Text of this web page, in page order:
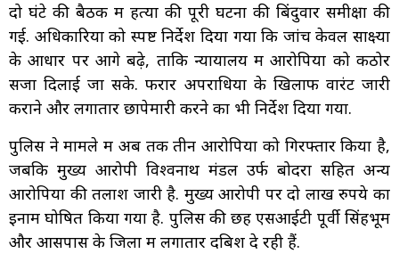
दो घंटे की बैठक में हत्या की पूरी घटना की बिंदुवार समीक्षा की
गई. अधिकारियों को स्पष्ट निर्देश दिया गया कि जांच केवल साक्ष्यों
के आधार पर आगे बढ़े, ताकि न्यायालय में आरोपियों को कठोर
सजा दिलाई जा सके. फरार अपराधियों के खिलाफ वारंट जारी
कराने और लगातार छापेमारी करने का भी निर्देश दिया गया.
पुलिस ने मामले में अब तक तीन आरोपियों को गिरफ्तार किया है,
जबकि मुख्य आरोपी विश्वनाथ मंडल उर्फ बोदरा सहित अन्य
आरोपियों की तलाश जारी है. मुख्य आरोपी पर दो लाख रुपये का
इनाम घोषित किया गया है. पुलिस की छह एसआईटी पूर्वी सिंहभूम
और आसपास के जिलों में लगातार दबिश दे रही हैं.